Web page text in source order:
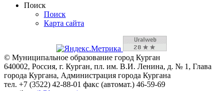
Поиск
Поиск
Карта сайта
© Муниципальное образование город Курган
640002, Россия, г. Курган, пл. им. В.И. Ленина, д. № 1, Глава
города Кургана, Администрация города Кургана
тел. +7 (3522) 42-88-01 факс (автомат.) 46-59-69